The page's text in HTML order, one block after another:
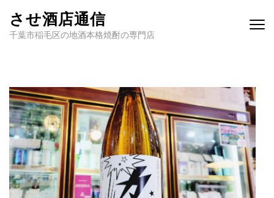
させ酒店通信
千葉市稲毛区の地酒本格焼酎の専門店